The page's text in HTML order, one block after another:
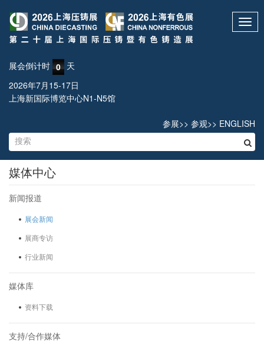
展会倒计时 0 天
2026年7月15-17日
上海新国际博览中心N1-N5馆
参展>> 参观>> ENGLISH
媒体中心
新闻报道
展会新闻
展商专访
行业新闻
媒体库
资料下载
支持/合作媒体